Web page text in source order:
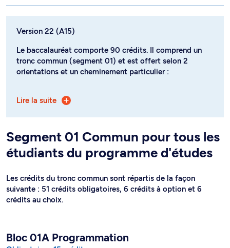
Version 22 (A15)
Le baccalauréat comporte 90 crédits. Il comprend un
tronc commun (segment 01) et est offert selon 2
orientations et un cheminement particulier :
Les crédits du baccalauréat (tronc commun et
orientations) sont répartis de la façon suivante :
- orientation générale (segment 01 et 76) : 57 crédits
obligatoires, 27 crédits à option et 6 crédits au choix
Lire la suite
Segment 01 Commun pour tous les
étudiants du programme d'études
Les crédits du tronc commun sont répartis de la façon
suivante : 51 crédits obligatoires, 6 crédits à option et 6
crédits au choix.
Bloc 01A Programmation